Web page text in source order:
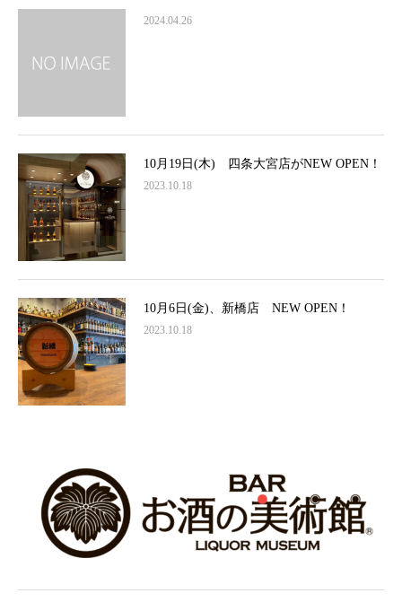
2024.04.26
10月19日(木) 四条大宮店がNEW OPEN！
2023.10.18
10月6日(金)、新橋店 NEW OPEN！
2023.10.18